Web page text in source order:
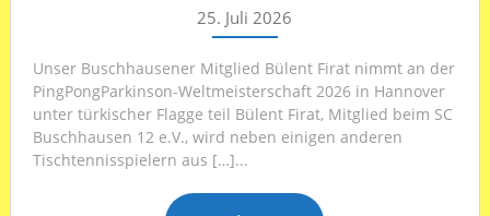
25. Juli 2026
Unser Buschhausener Mitglied Bülent Firat nimmt an der
PingPongParkinson-Weltmeisterschaft 2026 in Hannover
unter türkischer Flagge teil Bülent Firat, Mitglied beim SC
Buschhausen 12 e.V., wird neben einigen anderen
Tischtennisspielern aus […]...